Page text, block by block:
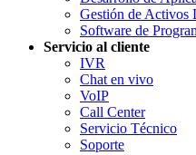
Gestión de Activos
Software de
Servicio al cliente
IVR
Chat en vivo
VoIP
Call Center
Servicio Técnico
Soporte